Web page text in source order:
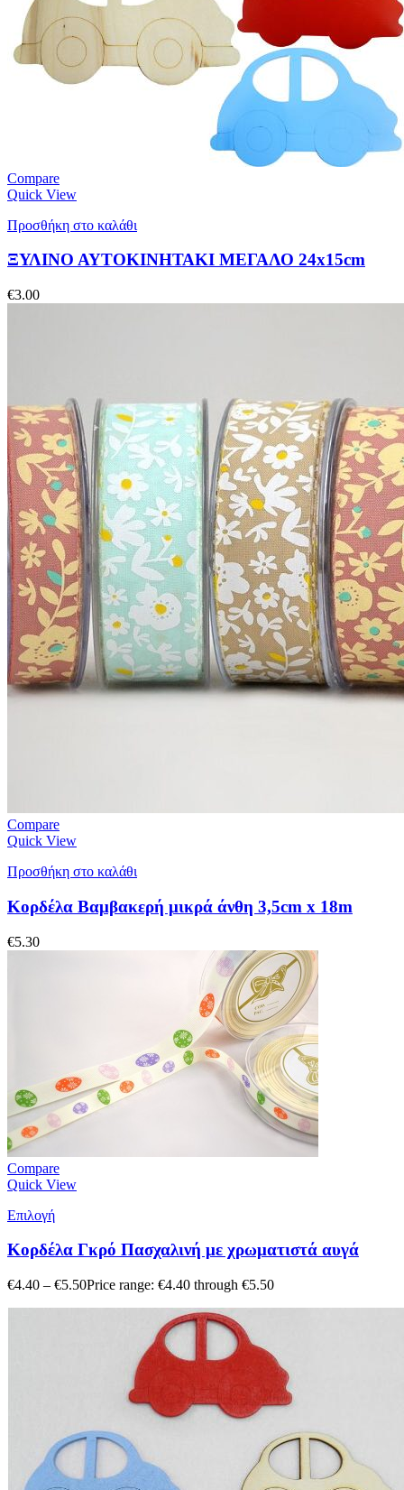
Compare
Quick View
Προσθήκη στο καλάθι
ΞΥΛΙΝΟ ΑΥΤΟΚΙΝΗΤΑΚΙ ΜΕΓΑΛΟ 24x15cm
€3.00
Compare
Quick View
Προσθήκη στο καλάθι
Κορδέλα Βαμβακερή μικρά άνθη 3,5cm x 18m
€5.30
Compare
Quick View
Επιλογή
Κορδέλα Γκρό Πασχαλινή με χρωματιστά αυγά
€4.40 – €5.50Price range: €4.40 through €5.50